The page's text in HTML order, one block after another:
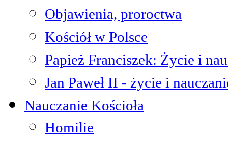
Objawienia, proroctwa
Kościół w Polsce
Papież Franciszek: Życie i
Jan Paweł II - życie i
Nauczanie Kościoła
Homilie